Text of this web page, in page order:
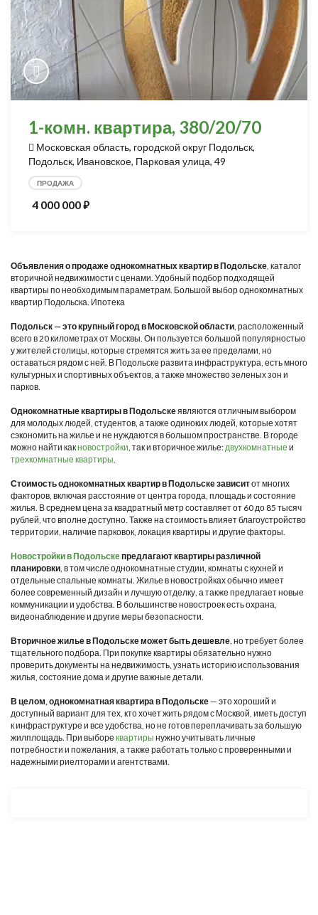
1-комн. квартира, 380/20/70
Московская область, городской округ Подольск,
Подольск, Ивановское, Парковая улица, 49
ПРОДАЖА
4 000 000⃏
Объявления о продаже однокомнатных квартир в Подольске, каталог
вторичной недвижимости с ценами. Удобный подбор подходящей
квартиры по необходимым параметрам. Большой выбор однокомнатных
квартир Подольска. Ипотека
Подольск — это крупный город в Московской области, расположенный
всего в 20 километрах от Москвы. Он пользуется большой популярностью
у жителей столицы, которые стремятся жить за ее пределами, но
оставаться рядом с ней. В Подольске развита инфраструктура, есть много
культурных и спортивных объектов, а также множество зеленых зон и
парков.
Однокомнатные квартиры в Подольскеявляются отличным выбором
для молодых людей, студентов, а также одиноких людей, которые хотят
сэкономить на жилье и не нуждаются в большом пространстве. В городе
можно найти какновостройки, так и вторичное жилье:двухкомнатные и
трехкомнатные квартиры.
Стоимость однокомнатных квартир в Подольске зависитот многих
факторов, включая расстояние от центра города, площадь и состояние
жилья. В среднем цена за квадратный метр составляет от 60 до 85 тысяч
рублей, что вполне доступно. Также на стоимость влияет благоустройство
территории, наличие парковок, локация квартиры и другие факторы.
Новостройки в Подольскепредлагают квартиры различной
планировки, в том числе однокомнатные студии, комнаты с кухней и
отдельные спальные комнаты. Жилье в новостройках обычно имеет
более современный дизайн и лучшую отделку, а также предлагает новые
коммуникации и удобства. В большинстве новостроек есть охрана,
видеонаблюдение и другие меры безопасности.
Вторичное жилье в Подольске может быть дешевле, но требует более
тщательного подбора. При покупке квартиры обязательно нужно
проверить документы на недвижимость, узнать историю использования
жилья, состояние дома и другие важные детали.
В целом, однокомнатная квартира в Подольске — это хороший и
доступный вариант для тех, кто хочет жить рядом с Москвой, иметь доступ
к инфраструктуре и все удобства, но не готов переплачивать за большую
жилплощадь. При выборе квартиры нужно учитывать личные
потребности и пожелания, а также работать только с проверенными и
надежными риелторами и агентствами.